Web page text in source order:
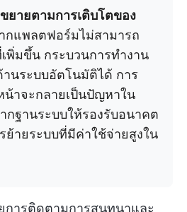
ยายตามการเติบโตของ
กแพลตฟอร์มไม่สามารถ
พิ่มขึ้น กระบวนการทำงาน
นระบบอัตโนมัติได้ การ
าจะกลายเป็นปัญหาใน
กฐานระบบให้รองรับอนาคต
ย้ายระบบที่มีค่าใช้จ่ายสูงใน
การติดตามการสนทนาและ